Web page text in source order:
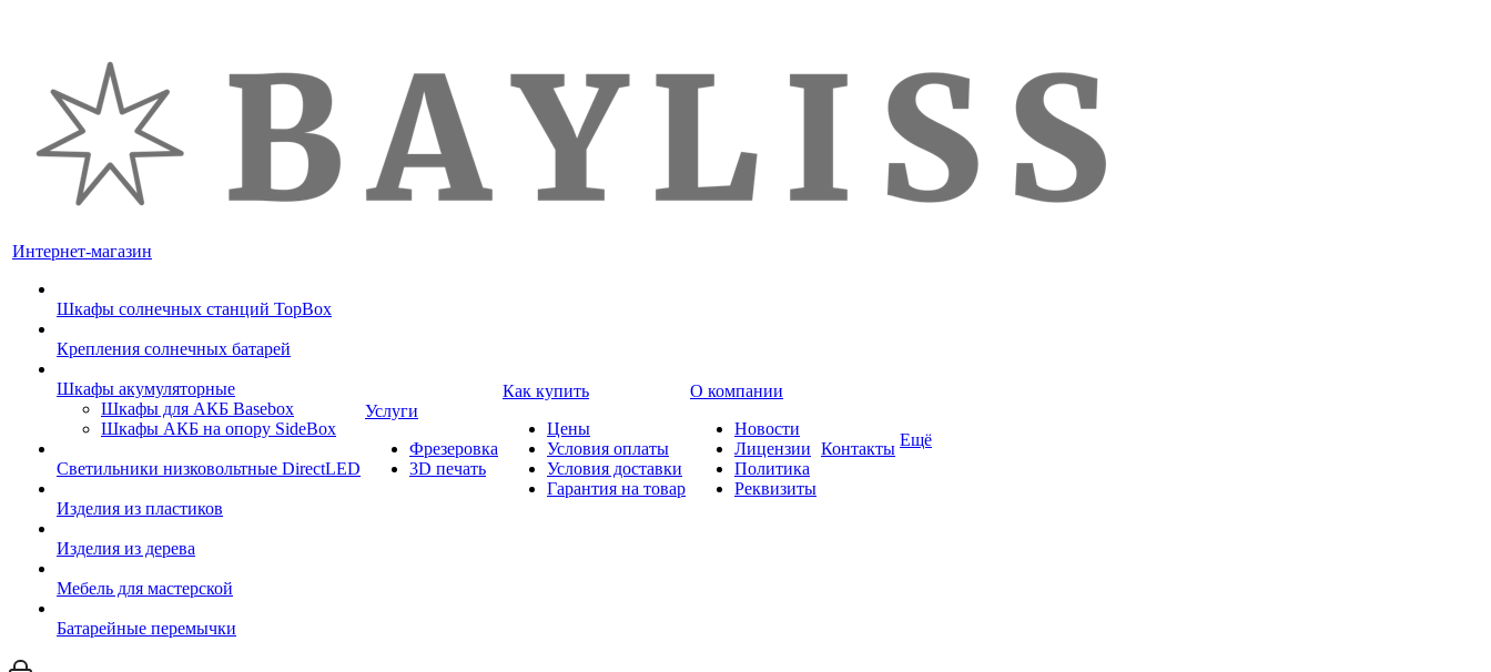
Интернет-магазин
Шкафы солнечных станций TopBox
Крепления солнечных батарей
Шкафы акумуляторные
Шкафы для АКБ Basebox
Шкафы АКБ на опору SideBox
Светильники низковольтные DirectLED
Изделия из пластиков
Изделия из дерева
Мебель для мастерской
Батарейные перемычки
Услуги
Фрезеровка
3D печать
Как купить
Цены
Условия оплаты
Условия доставки
Гарантия на товар
О компании
Новости
Лицензии
Политика
Реквизиты
Контакты Ещё